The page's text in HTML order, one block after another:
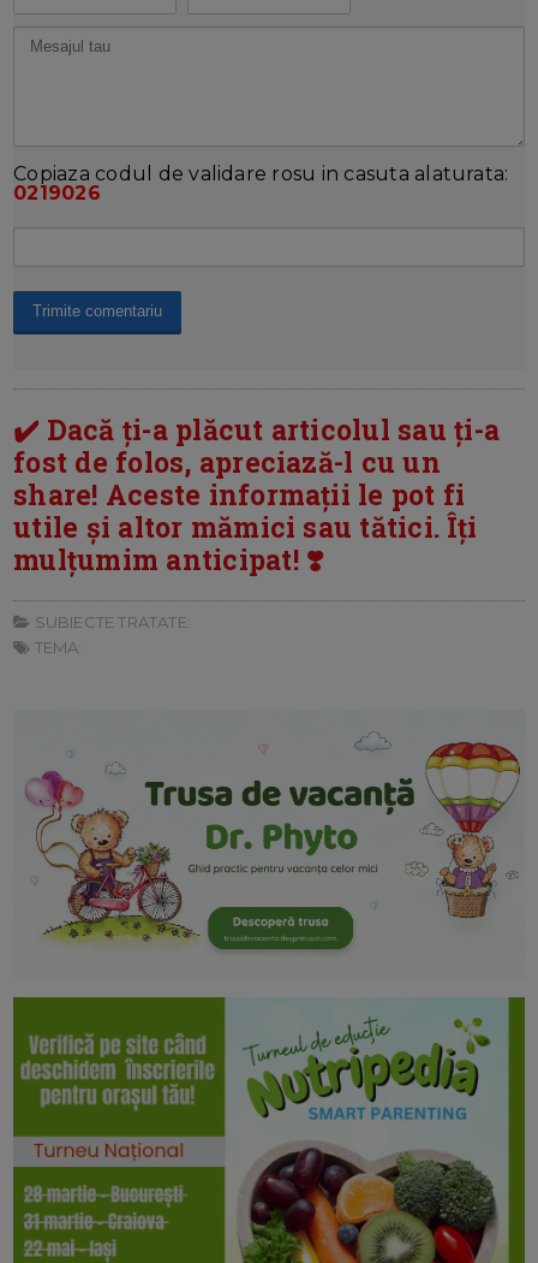
Copiaza codul de validare rosu in casuta alaturata:
0219026
✔️ Dacă ți-a plăcut articolul sau ți-a
fost de folos, apreciază-l cu un
share! Aceste informații le pot fi
utile și altor mămici sau tătici. Îți
mulțumim anticipat! ❣️
SUBIECTE TRATATE:
TEMA: